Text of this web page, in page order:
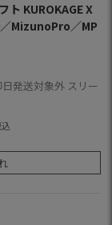
ト KUROKAGE X
MizunoPro／MP
発送対象外 スリー